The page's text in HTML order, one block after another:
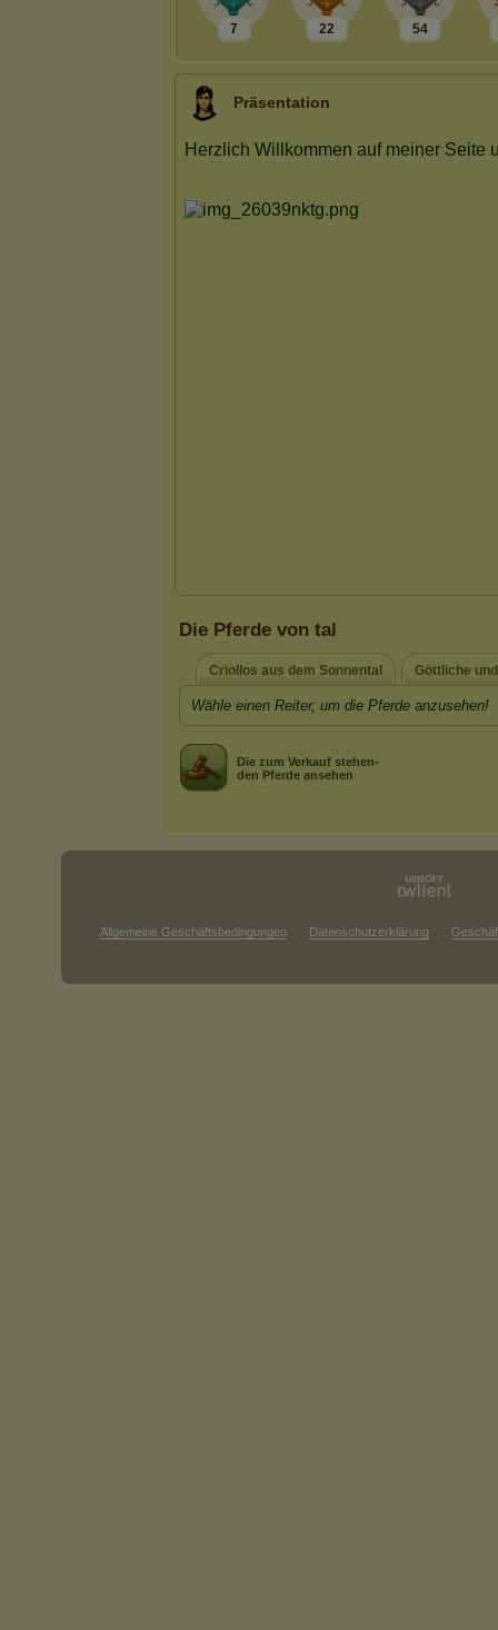
7 22 54
Präsentation
Die Pferde von tal
Criollos aus dem Sonnental Göttliche
Wähle einen Reiter, um die Pferde anzusehen!
Die zum Verkauf stehen-
den Pferde ansehen
Allgemeine Geschäftsbedingungen Datenschutzerklärung